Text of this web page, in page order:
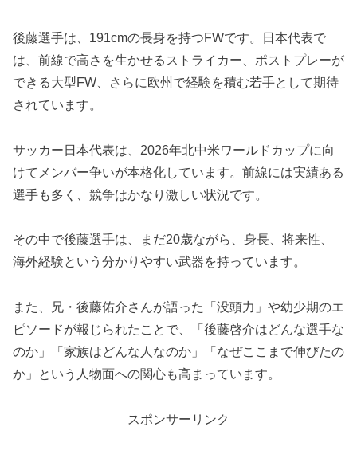
後藤選手は、191cmの長身を持つFWです。日本代表で
は、前線で高さを生かせるストライカー、ポストプレーが
できる大型FW、さらに欧州で経験を積む若手として期待
されています。
サッカー日本代表は、2026年北中米ワールドカップに向
けてメンバー争いが本格化しています。前線には実績ある
選手も多く、競争はかなり激しい状況です。
その中で後藤選手は、まだ20歳ながら、身長、将来性、
海外経験という分かりやすい武器を持っています。
また、兄・後藤佑介さんが語った「没頭力」や幼少期のエ
ピソードが報じられたことで、「後藤啓介はどんな選手な
のか」「家族はどんな人なのか」「なぜここまで伸びたの
か」という人物面への関心も高まっています。
スポンサーリンク